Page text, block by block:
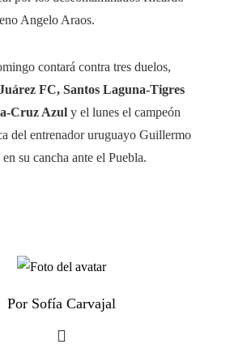
Angelo Araos.
contará contra tres duelos,
FC, Santos Laguna-Tigres
Cruz Azul y el lunes el campeón
del entrenador uruguayo Guillermo
su cancha ante el Puebla.
Por Sofía Carvajal